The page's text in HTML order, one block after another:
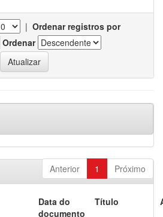
| Ordenar registros por
Ordenar
Anterior 1 Próximo
Data do
documento
Título